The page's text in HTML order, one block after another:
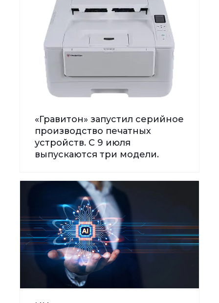
«Гравитон» запустил серийное
производство печатных
устройств. С 9 июля
выпускаются три модели.